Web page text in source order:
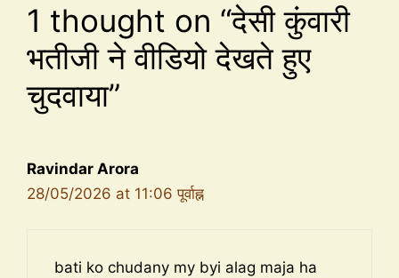
1 thought on “देसी कुंवारी
भतीजी ने वीडियो देखते हुए
चुदवाया”
Ravindar Arora
28/05/2026 at 11:06 पूर्वाह्न
bati ko chudany my byi alag maja ha